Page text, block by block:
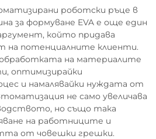
роботски ръце в
за формуване EVA е още един
който придава
на потенциалните клиенти.
обработката на материалите
оптимизирайки
и намалявайки нуждата от
не само увеличава
но също така
на работниците и
от човешки грешки.